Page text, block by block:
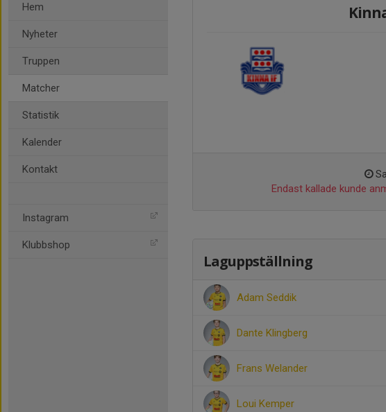
Hem
Nyheter
Truppen
Matcher
Statistik
Kalender
Kontakt
Instagram
Klubbshop
Endast kallade kunde
Laguppställning
Adam Seddik
Dante Klingberg
Frans Welander
Loui Kemper